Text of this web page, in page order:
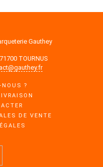
TOURNUS
?
DE VENTE